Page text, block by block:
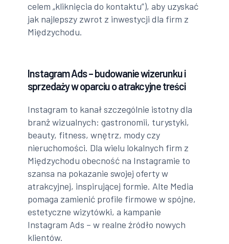
celem „kliknięcia do kontaktu”), aby uzyskać
jak najlepszy zwrot z inwestycji dla firm z
Międzychodu.
Instagram Ads – budowanie wizerunku i
sprzedaży w oparciu o atrakcyjne treści
Instagram to kanał szczególnie istotny dla
branż wizualnych: gastronomii, turystyki,
beauty, fitness, wnętrz, mody czy
nieruchomości. Dla wielu lokalnych firm z
Międzychodu obecność na Instagramie to
szansa na pokazanie swojej oferty w
atrakcyjnej, inspirującej formie. Alte Media
pomaga zamienić profile firmowe w spójne,
estetyczne wizytówki, a kampanie
Instagram Ads – w realne źródło nowych
klientów.